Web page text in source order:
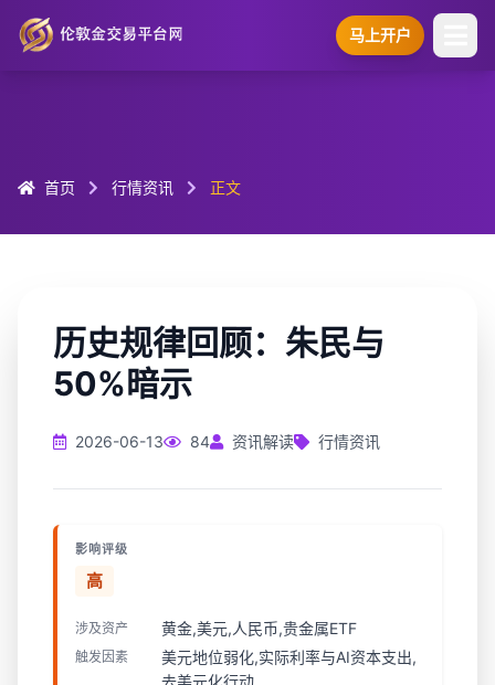
马上开户
首页 行情资讯 正文
历史规律回顾：朱民与
50%暗示
2026-06-13 84 资讯解读 行情资讯
影响评级
高
涉及资产 黄金,美元,人民币,贵金属ETF
触发因素
美元地位弱化,实际利率与AI资本支出,
去美元化行动